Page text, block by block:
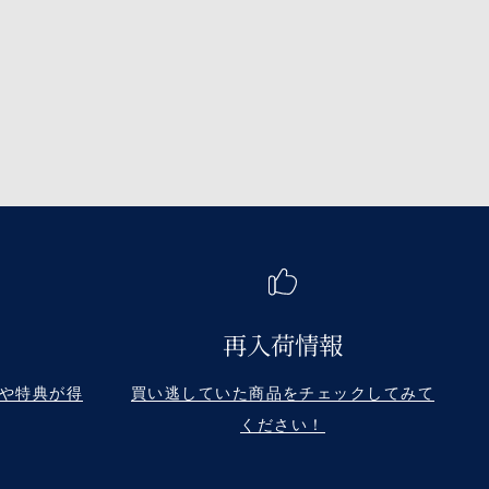
特典が得
再入荷情報
買い逃していた商品をチェックしてみて
ください！